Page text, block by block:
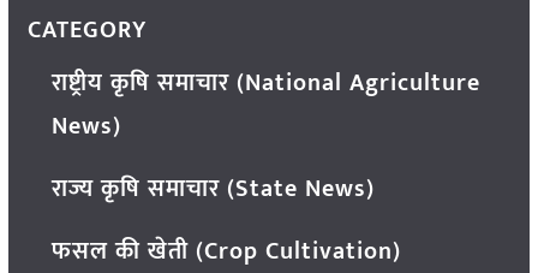
CATEGORY
राष्ट्रीय कृषि समाचार (National Agriculture
News)
राज्य कृषि समाचार (State News)
फसल की खेती (Crop Cultivation)